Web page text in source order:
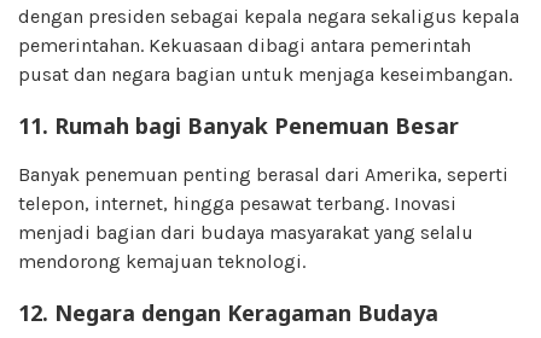
dengan presiden sebagai kepala negara sekaligus kepala
pemerintahan. Kekuasaan dibagi antara pemerintah
pusat dan negara bagian untuk menjaga keseimbangan.
11. Rumah bagi Banyak Penemuan Besar
Banyak penemuan penting berasal dari Amerika, seperti
telepon, internet, hingga pesawat terbang. Inovasi
menjadi bagian dari budaya masyarakat yang selalu
mendorong kemajuan teknologi.
12. Negara dengan Keragaman Budaya